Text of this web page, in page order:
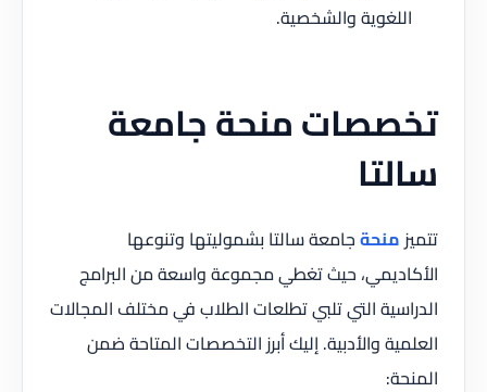
اللغوية والشخصية.
تخصصات منحة جامعة
سالتا
تتميز منحةجامعة سالتا بشموليتها وتنوعها
الأكاديمي، حيث تغطي مجموعة واسعة من البرامج
الدراسية التي تلبي تطلعات الطلاب في مختلف المجالات
العلمية والأدبية. إليك أبرز التخصصات المتاحة ضمن
المنحة: